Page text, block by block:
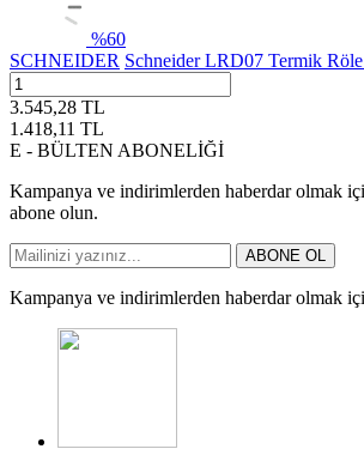
%60
SCHNEIDER Schneider LRD07 Termik
3.545,28 TL
1.418,11 TL
E - BÜLTEN ABONELİĞİ
Kampanya ve indirimlerden haberdar olmak
abone olun.
ABONE OL
Kampanya ve indirimlerden haberdar olmak